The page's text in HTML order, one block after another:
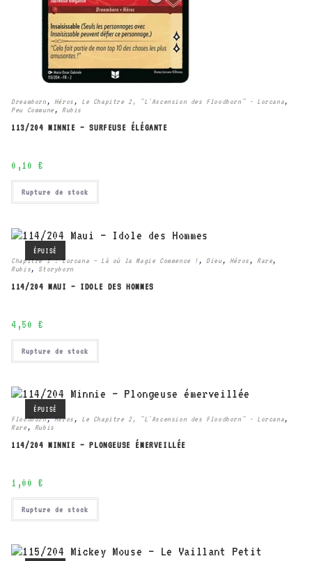
Dreamborn , Héros , Le Chapitre 2, "L'Ascension des Floodborn" - Lorcana,
Peu Commune , Rubis
113/204 MINNIE – SURFEUSE ÉLÉGANTE
0,10 €
Rupture de stock
ÉPUISÉ
Chapitre 1 : Lorcana – Là où la Magie Commence ! , Dieu, Héros , Rare,
Rubis, Storyborn
114/204 MAUI – IDOLE DES HOMMES
4,50 €
Rupture de stock
ÉPUISÉ
Floodborn,Héros , Le Chapitre 2, "L'Ascension des Floodborn" - Lorcana,
Rare , Rubis
114/204 MINNIE – PLONGEUSE ÉMERVEILLÉE
1,00 €
Rupture de stock